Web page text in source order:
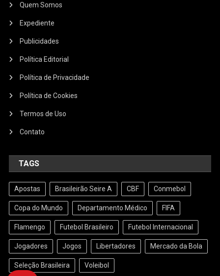
Quem Somos
Expediente
Publicidades
Política Editorial
Política de Privacidade
Política de Cookies
Termos de Uso
Contato
TAGS
Apostas Brasileirão Seire A CBF Conmebol
Copa do Mundo Departamento Médico FIFA
Flamengo Futebol Brasileiro Futebol Internacional
Jogadores Jogos Libertadores Mercado da Bola
Seleção Brasileira Voleibol